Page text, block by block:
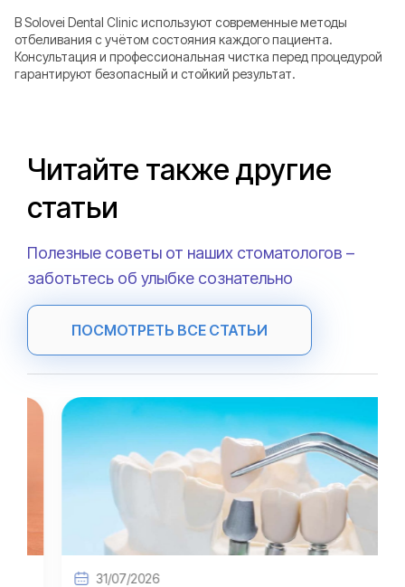
В Solovei Dental Clinic используют современные методы
отбеливания с учётом состояния каждого пациента.
Консультация и профессиональная чистка перед процедурой
гарантируют безопасный и стойкий результат.
Читайте также другие
статьи
Полезные советы от наших стоматологов –
заботьтесь об улыбке сознательно
ПОСМОТРЕТЬ ВСЕ СТАТЬИ
31/07/2026